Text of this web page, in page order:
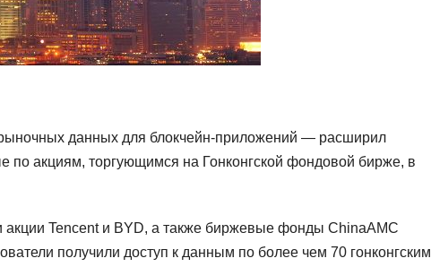
данных для блокчейн-приложений — расширил
акциям, торгующимся на Гонконгской фондовой бирже, в
Tencent и BYD, а также биржевые фонды ChinaAMC
получили доступ к данным по более чем 70 гонконгским